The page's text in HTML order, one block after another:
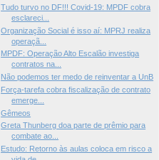
Tudo turvo no DF!!! Covid-19: MPDF cobra
esclareci...
Organização Social é isso aí: MPRJ realiza
operaçã...
MPDF: Operação Alto Escalão investiga
contratos na...
Não podemos ter medo de reinventar a UnB
Força-tarefa cobra fiscalização de contrato
emerge...
Gêmeos
Greta Thunberg doa parte de prêmio para
combate ao...
Estudo: Retorno às aulas coloca em risco a